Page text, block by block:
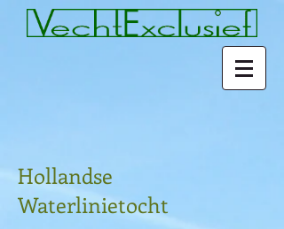
Hollandse
Waterlinietocht